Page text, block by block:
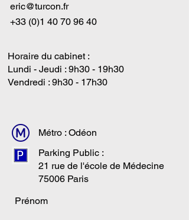
eric@turcon.fr
+33 (0)1 40 70 96 40
Horaire du cabinet :
Lundi - Jeudi : 9h30 - 19h30
Vendredi : 9h30 - 17h30
Métro : Odéon
Parking Public :
21 rue de l'école de Médecine
75006 Paris
Prénom